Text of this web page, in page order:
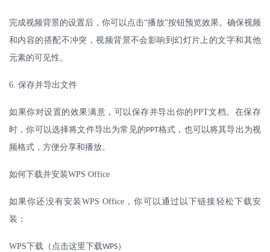
完成视频背景的设置后，你可以点击“播放”按钮预览效果。确保视频
和内容的搭配不冲突，视频背景不会影响到幻灯片上的文字和其他
元素的可见性。
6. 保存并导出文件
如果你对设置的效果满意，可以保存并导出你的PPT文档。在保存
时，你可以选择将文件导出为常见的PPT格式，也可以将其导出为视
频格式，方便分享和播放。
如何下载并安装WPS Office
如果你还没有安装WPS Office ，你可以通过以下链接轻松下载安
装：
WPS下载（点击这里下载WPS）